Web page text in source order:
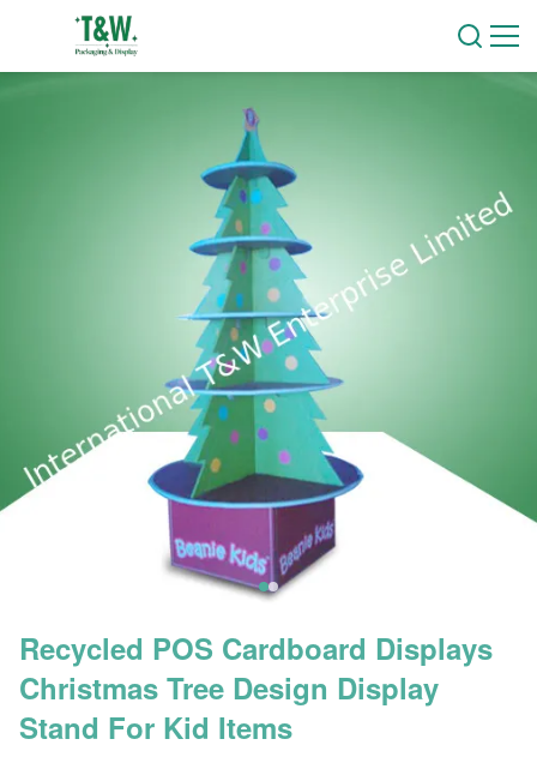
Recycled POS Cardboard Displays
Christmas Tree Design Display
Stand For Kid Items